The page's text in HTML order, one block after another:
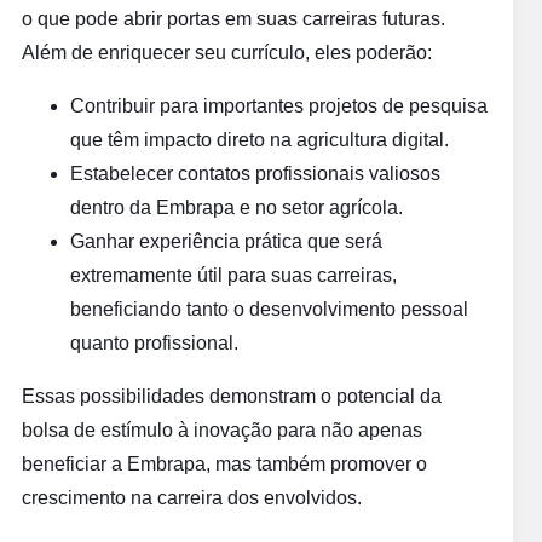
o que pode abrir portas em suas carreiras futuras.
Além de enriquecer seu currículo, eles poderão:
Contribuir para importantes projetos de pesquisa
que têm impacto direto na agricultura digital.
Estabelecer contatos profissionais valiosos
dentro da Embrapa e no setor agrícola.
Ganhar experiência prática que será
extremamente útil para suas carreiras,
beneficiando tanto o desenvolvimento pessoal
quanto profissional.
Essas possibilidades demonstram o potencial da
bolsa de estímulo à inovação para não apenas
beneficiar a Embrapa, mas também promover o
crescimento na carreira dos envolvidos.